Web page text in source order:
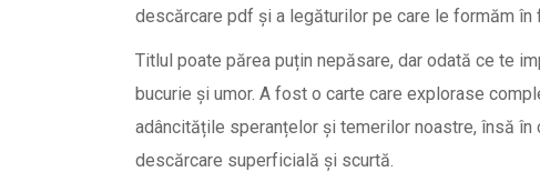
descărcare pdf și a legăturilor pe care le formăm în
Titlul poate părea puțin nepăsare, dar odată ce te
bucurie și umor. A fost o carte care explorase
adâncitățile speranțelor și temerilor noastre, însă
descărcare superficială și scurtă.